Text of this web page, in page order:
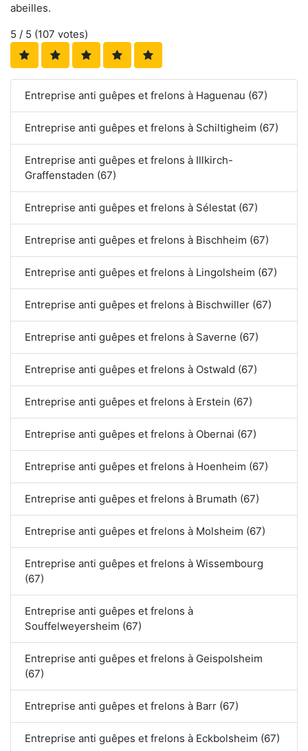
abeilles.
5 / 5 (107 votes)
Entreprise anti guêpes et frelons à Haguenau (67)
Entreprise anti guêpes et frelons à Schiltigheim (67)
Entreprise anti guêpes et frelons à Illkirch-
Graffenstaden (67)
Entreprise anti guêpes et frelons à Sélestat (67)
Entreprise anti guêpes et frelons à Bischheim (67)
Entreprise anti guêpes et frelons à Lingolsheim (67)
Entreprise anti guêpes et frelons à Bischwiller (67)
Entreprise anti guêpes et frelons à Saverne (67)
Entreprise anti guêpes et frelons à Ostwald (67)
Entreprise anti guêpes et frelons à Erstein (67)
Entreprise anti guêpes et frelons à Obernai (67)
Entreprise anti guêpes et frelons à Hoenheim (67)
Entreprise anti guêpes et frelons à Brumath (67)
Entreprise anti guêpes et frelons à Molsheim (67)
Entreprise anti guêpes et frelons à Wissembourg
(67)
Entreprise anti guêpes et frelons à
Souffelweyersheim (67)
Entreprise anti guêpes et frelons à Geispolsheim
(67)
Entreprise anti guêpes et frelons à Barr (67)
Entreprise anti guêpes et frelons à Eckbolsheim (67)